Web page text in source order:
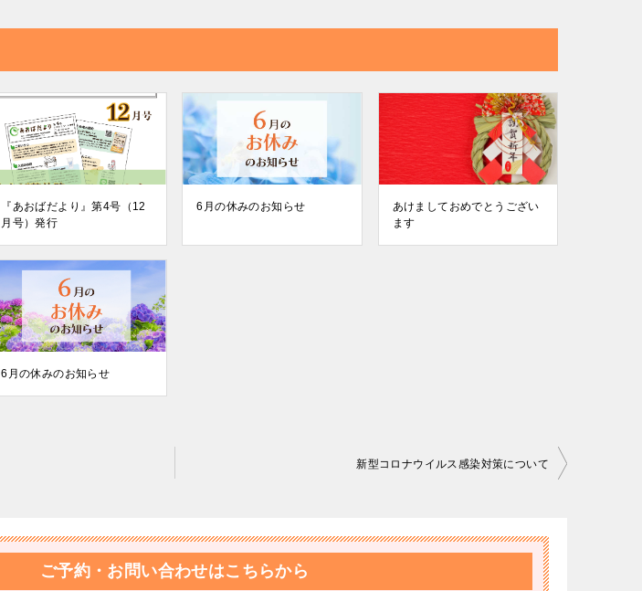
『あおばだより』第4号（12
月号）発行
6月の休みのお知らせ
あけましておめでとうござい
ます
6月の休みのお知らせ
新型コロナウイルス感染対策について
ご予約・お問い合わせはこちらから